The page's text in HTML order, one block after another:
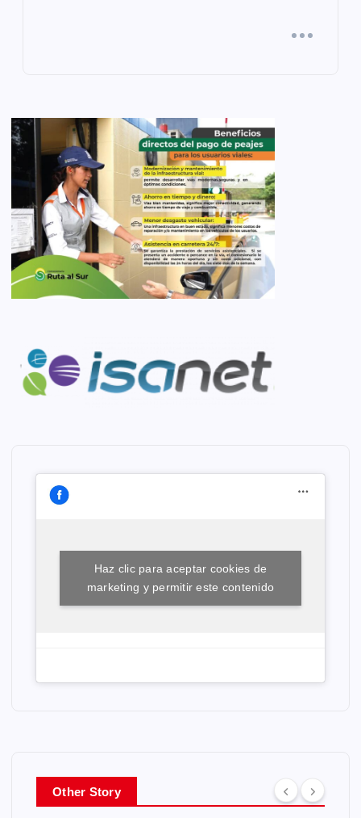
Haz clic para aceptar cookies de
marketing y permitir este contenido
Other Story